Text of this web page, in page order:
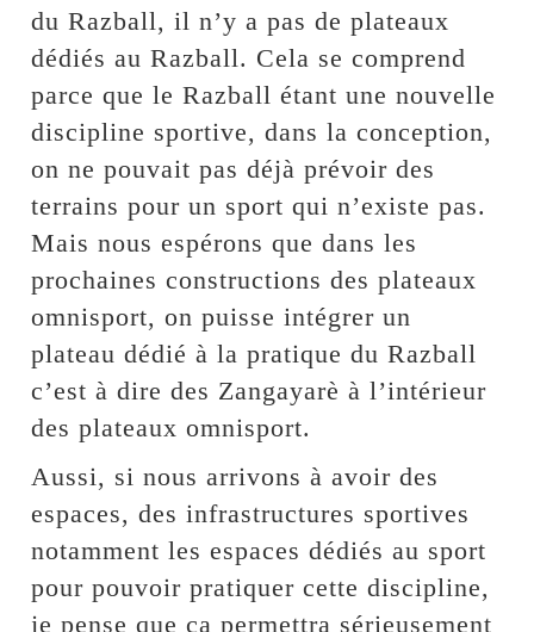
du Razball, il n’y a pas de plateaux
dédiés au Razball. Cela se comprend
parce que le Razball étant une nouvelle
discipline sportive, dans la conception,
on ne pouvait pas déjà prévoir des
terrains pour un sport qui n’existe pas.
Mais nous espérons que dans les
prochaines constructions des plateaux
omnisport, on puisse intégrer un
plateau dédié à la pratique du Razball
c’est à dire des Zangayarè à l’intérieur
des plateaux omnisport.
Aussi, si nous arrivons à avoir des
espaces, des infrastructures sportives
notamment les espaces dédiés au sport
pour pouvoir pratiquer cette discipline,
je pense que ça permettra sérieusement